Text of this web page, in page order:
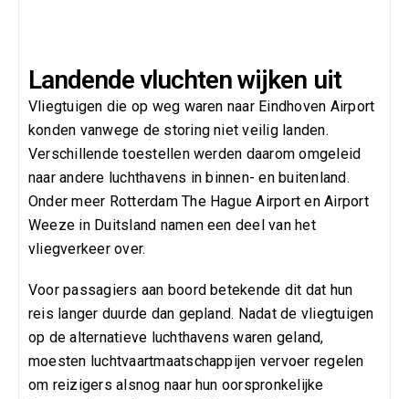
Landende vluchten wijken uit
Vliegtuigen die op weg waren naar Eindhoven Airport
konden vanwege de storing niet veilig landen.
Verschillende toestellen werden daarom omgeleid
naar andere luchthavens in binnen- en buitenland.
Onder meer Rotterdam The Hague Airport en Airport
Weeze in Duitsland namen een deel van het
vliegverkeer over.
Voor passagiers aan boord betekende dit dat hun
reis langer duurde dan gepland. Nadat de vliegtuigen
op de alternatieve luchthavens waren geland,
moesten luchtvaartmaatschappijen vervoer regelen
om reizigers alsnog naar hun oorspronkelijke